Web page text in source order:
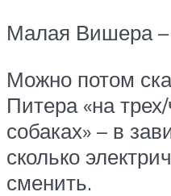
Малая Вишера –
Можно потом
Питера «на
собаках» – в
сколько
сменить.